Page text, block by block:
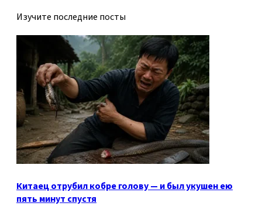
Изучите последние посты
Китаец отрубил кобре голову — и был укушен ею
пять минут спустя